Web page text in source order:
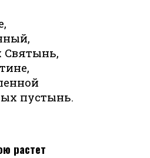
пустынь.
растет